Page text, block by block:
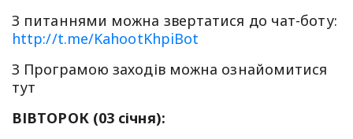
З питаннями можна звертатися до чат-боту:
http://t.me/KahootKhpiBot
З Програмою заходів можна ознайомитися
тут
ВІВТОРОК (03 січня):